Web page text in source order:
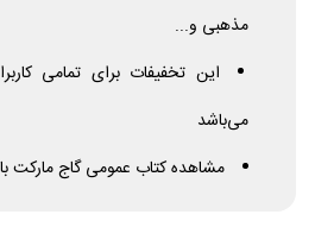
مذهبی و...
این تخفیفات برای تمامی
می‌باشد
مشاهده کتاب عمومی گاج مارکت